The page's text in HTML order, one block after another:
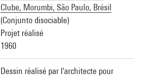
Clube, Morumbi, São Paulo, Brésil
(Conjunto disociable)
Projet réalisé
1960
Dessin réalisé par l'architecte pour